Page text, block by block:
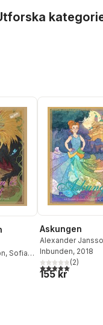
, Sofia
antal röster:
Askungen
Alexander
Jensfeldt
Inbunden, 2018
5,0utav 5 stjärnor.
(2)
155 kr